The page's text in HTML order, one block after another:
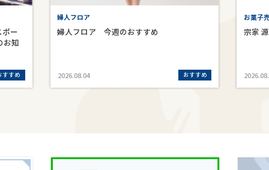
ー
お知
すすめ
婦人フロア
婦人フロア 今週のおすすめ
2026.08.04 おすすめ
お菓子
宗家